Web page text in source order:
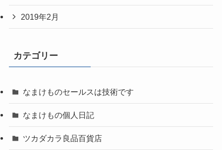
2019年2月
カテゴリー
なまけものセールスは技術です
なまけもの個人日記
ツカダカラ良品百貨店